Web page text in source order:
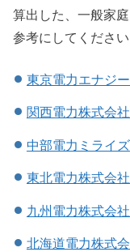
算出した、一般家
参考にしてください
東京電力エナジ
関西電力株式会社
中部電力ミライズ
東北電力株式会社
九州電力株式会社
北海道電力株式